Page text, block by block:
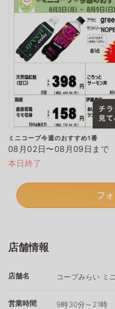
ミニコープ今週のおすすめ1番
08月02日〜08月09日まで
本日終了
フ
店舗情報
店舗名 コープみらい ミ
営業時間 9時30分～21時